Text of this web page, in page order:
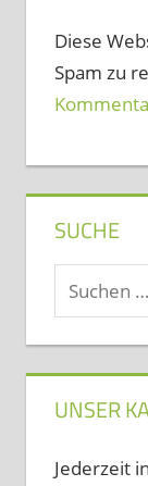
Diese
Spam zu
SUCHE
Suchen
nach:
UNSER
Jederzeit